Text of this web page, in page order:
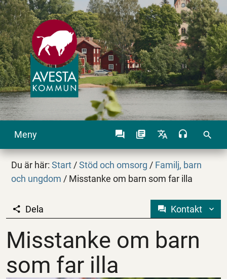
Meny search
Du är här:Start / Stöd och omsorg / Familj, barn
och ungdom / Misstanke om barn som far illa
Misstanke om barn
Dela Kontakt
Misstanke om barn
som far illa